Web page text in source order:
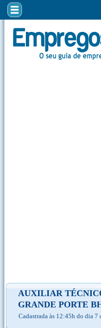
AUXILIAR
GRANDE PORTE
Cadastrada às 12:45h do dia 7